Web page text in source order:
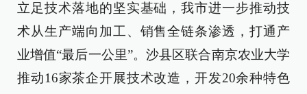
立足技术落地的坚实基础，我市进一步推动技
术从生产端向加工、销售全链条渗透，打通产
业增值“最后一公里”。沙县区联合南京农业大学
推动16家茶企开展技术改造，开发20余种特色